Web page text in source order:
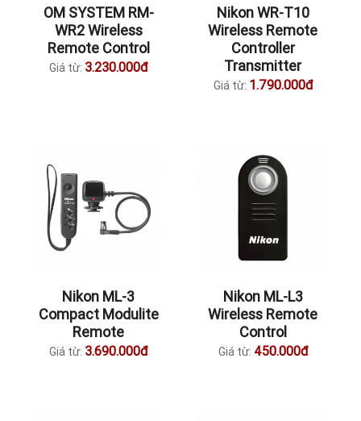
OM SYSTEM RM-
WR2 Wireless
Remote Control
Giá từ: 3.230.000đ
Nikon WR-T10
Wireless Remote
Controller
Transmitter
Giá từ: 1.790.000đ
Nikon ML-3
Compact Modulite
Remote
Giá từ: 3.690.000đ
Nikon ML-L3
Wireless Remote
Control
Giá từ: 450.000đ